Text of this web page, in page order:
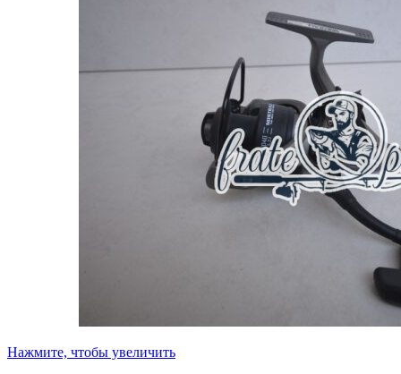
Нажмите, чтобы увеличить